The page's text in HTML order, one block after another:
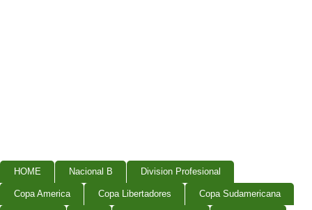
HOME Nacional B Division Profesional
Copa America Copa Libertadores Copa Sudamericana